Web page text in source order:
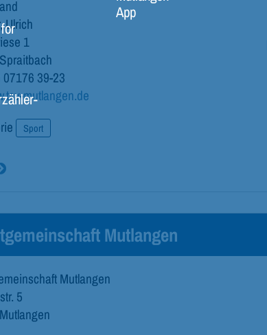
App
Ulrich
1
Spraitbach
07176 39-23
mutlangen.de
Sport
Mutlangen
Mutlangen
5
Mutlangen